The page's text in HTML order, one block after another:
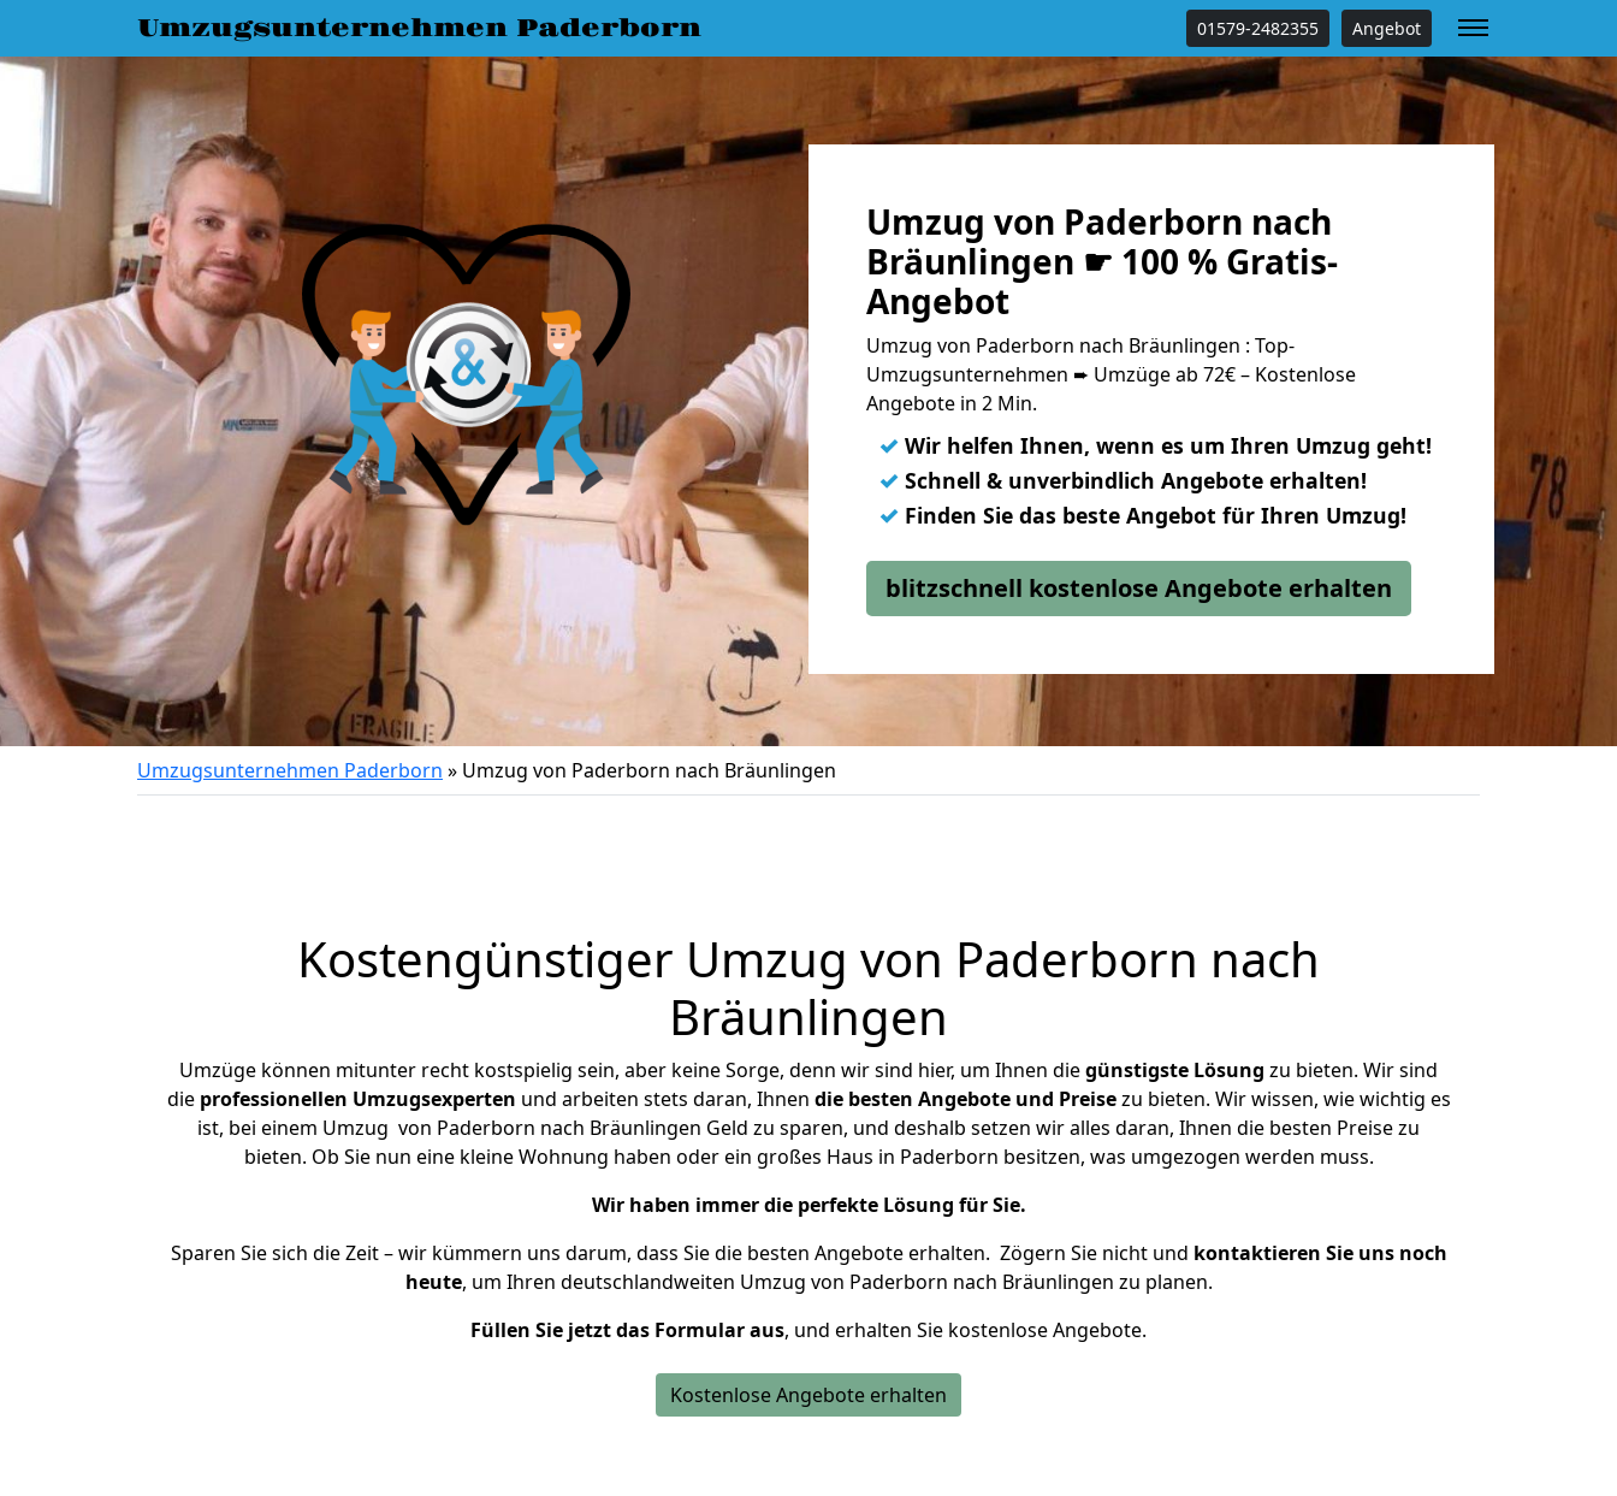
Umzugsunternehmen Paderborn 01579-2482355 Angebot
Umzug von Paderborn nach
Bräunlingen ☛ 100 % Gratis-
Angebot
Umzug von Paderborn nach Bräunlingen : Top-
Umzugsunternehmen ➨ Umzüge ab 72€ – Kostenlose
Angebote in 2 Min.
✓ Wir helfen Ihnen, wenn es um Ihren Umzug geht!
✓ Schnell & unverbindlich Angebote erhalten!
✓ Finden Sie das beste Angebot für Ihren Umzug!
blitzschnell kostenlose Angebote erhalten
Umzugsunternehmen Paderborn » Umzug von Paderborn nach Bräunlingen
Kostengünstiger Umzug von Paderborn nach
Bräunlingen
Umzüge können mitunter recht kostspielig sein, aber keine Sorge, denn wir sind hier, um Ihnen diegünstigste Lösung zu bieten. Wir sind
die professionellen Umzugsexperten und arbeiten stets daran, Ihnen die besten Angebote und Preisezu bieten. Wir wissen, wie wichtig es
ist, bei einem Umzug von Paderborn nach Bräunlingen Geld zu sparen, und deshalb setzen wir alles daran, Ihnen die besten Preise zu
bieten. Ob Sie nun eine kleine Wohnung haben oder ein großes Haus in Paderborn besitzen, was umgezogen werden muss.
Wir haben immer die perfekte Lösung für Sie.
Sparen Sie sich die Zeit – wir kümmern uns darum, dass Sie die besten Angebote erhalten. Zögern Sie nicht und kontaktieren Sie uns noch
heute, um Ihren deutschlandweiten Umzug von Paderborn nach Bräunlingen zu planen.
Füllen Sie jetzt das Formular aus, und erhalten Sie kostenlose Angebote.
Kostenlose Angebote erhalten